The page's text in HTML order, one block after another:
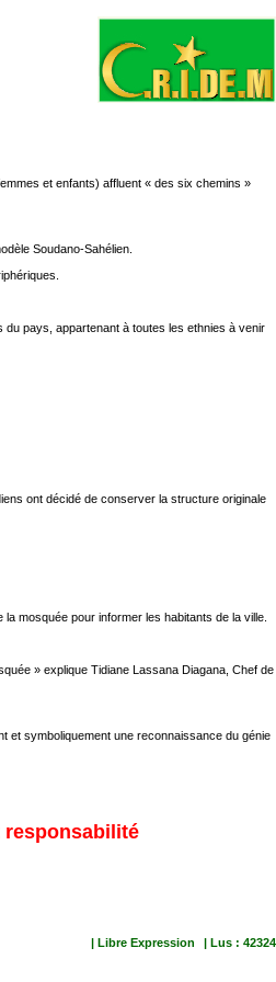
et enfants) affluent « des six chemins »
Soudano-Sahélien.
du pays, appartenant à toutes les ethnies à venir
ont décidé de conserver la structure originale
mosquée pour informer les habitants de la ville.
» explique Tidiane Lassana Diagana, Chef de
et symboliquement une reconnaissance du génie
responsabilité
| Libre Expression
| Lus : 42324